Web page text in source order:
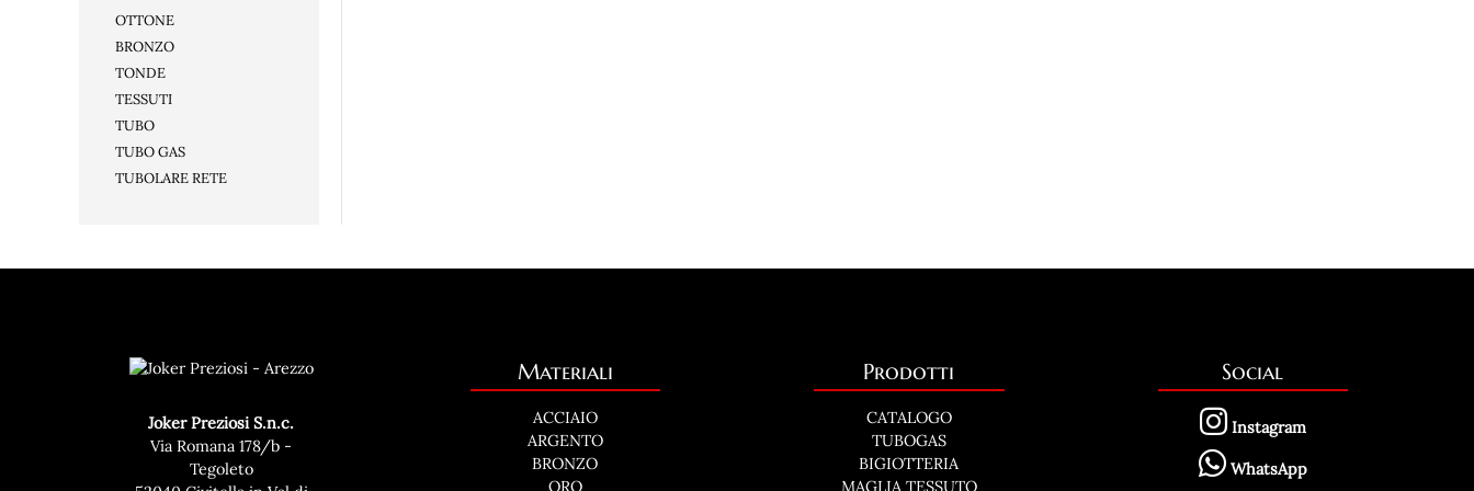
OTTONE
BRONZO
TONDE
TESSUTI
TUBO
TUBO GAS
TUBOLARE RETE
Joker Preziosi S.n.c.
Via Romana 178/b -
Tegoleto
Materiali
ACCIAIO
ARGENTO
BRONZO
ORO
Prodotti
CATALOGO
TUBOGAS
BIGIOTTERIA
MAGLIA TESSUTO
Social
Instagram
WhatsApp